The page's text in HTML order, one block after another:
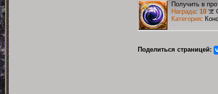
Получить в
Награда: 10
Категория:
Поделиться страницей: